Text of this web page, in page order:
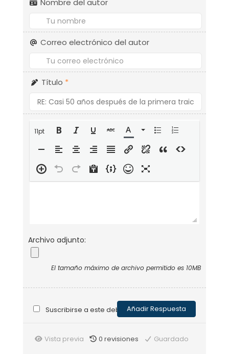
Nombre del autor
Correo electrónico del autor
Título *
11pt
Archivo adjunto:
El tamaño máximo de archivo permitido es 10MB
Suscribirse a este debate
Vista previa 0 revisiones Guardado